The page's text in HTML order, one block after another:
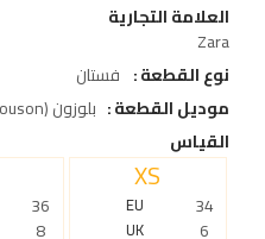
العلامة التجارية
Zara
نوع القطعة
فستان
موديل القطعة
بلوزون (Blouson)
القياس
XS
EU 34
UK 6
36
8